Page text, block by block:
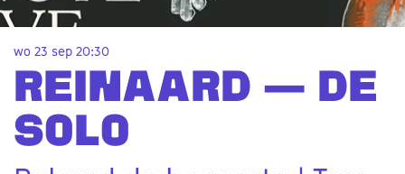
REINAARD — DE
SOLO
wo 23 sep 20:30